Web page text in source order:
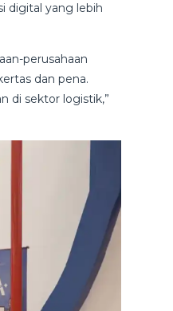
digital yang lebih
perusahaan
dan pena.
di sektor logistik,”